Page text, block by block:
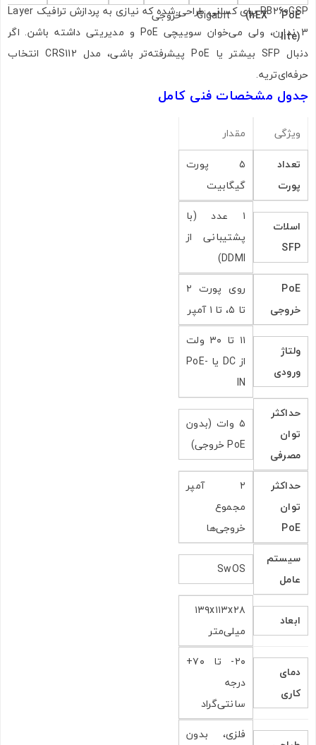
(hEX PoE
lite)
Gigabit
خروجی
RB260GSP برای کسانی طراحی شده که نیازی به پردازش ترافیک Layer
3 ندارن، ولی می‌خوان سوییچی PoE و مدیریتی داشته باشن. اگر
دنبال SFP بیشتر یا PoE پیشرفته‌تر باشی، مدل CRS112 انتخاب
حرفه‌ای‌تریه.
جدول مشخصات فنی کامل
ویژگی
مقدار
تعداد
پورت
۵ پورت
گیگابیت
اسلات
SFP
۱ عدد (با
پشتیبانی از
DDMI)
PoE
خروجی
روی پورت ۲
تا ۵، تا ۱ آمپر
ولتاژ
ورودی
۱۱ تا ۳۰ ولت
از DC یا PoE-
IN
حداکثر
توان
مصرفی
۵ وات (بدون
PoE خروجی)
حداکثر
توان
PoE
۲ آمپر
مجموع
خروجی‌ها
سیستم
عامل
SwOS
ابعاد
۱۳۹x۱۱۳x۲۸
میلی‌متر
دمای
کاری
۲۰- تا ۷۰+
درجه
سانتی‌گراد
فلزی، بدون